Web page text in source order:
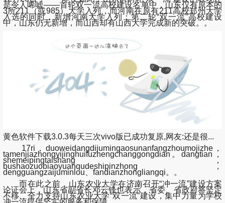
是令人唏嘘——首轮双一流高校建设名单中，山东仅有原本的
3所211（或985）大学入列，而河南在原有211高校郑州大学
入选的同时，新增河南大学入列；第二轮“双一流”高校建设
中，山东仍无新增，而山西却有山西大学完成新的突破。。
黄色软件下载3.0.3每天三次vivo版已成功复原,网友:还是很...
17ri，duoweidangdijumingaosunanfangzhoumojizhe，
tamenjiazhongyijinghuifuzhengchanggongdian。dangtian，
shemeipingtaishang，
bushaozuobiaoyuanqudeshipinzhong，
dengguangzaijuminlou、fandianzhongliangqi。。
而在此之前，山东农业大学在济南召开“冲一流”建设方案
论证会上，山东省副省长邓云锋也表示，省委、省政府将坚定
不移、全力支持山东农业大学“双一流”建设，集中力量为学校